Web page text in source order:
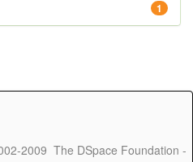
1
2009 The DSpace Foundation -